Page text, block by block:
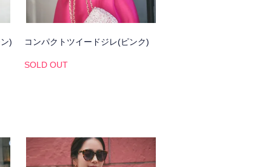
) コンパクトツイードジレ(ピンク)
SOLD OUT